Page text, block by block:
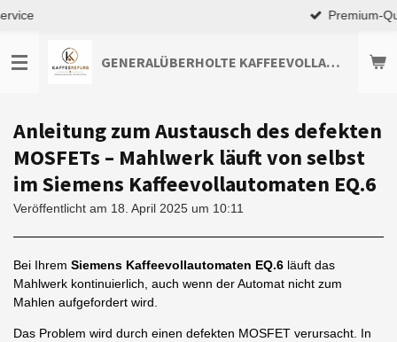
Zum
springen
GENERALÜBERHOLTE KAFFEEVOLLAUTOMATEN TOP-ANGEBOTE ENTDECKEN
Anleitung zum Austausch des defekten
MOSFETs – Mahlwerk läuft von selbst
im Siemens Kaffeevollautomaten EQ.6
Veröffentlicht am 18. April 2025 um 10:11
Bei Ihrem Siemens Kaffeevollautomaten EQ.6 läuft das
Mahlwerk kontinuierlich, auch wenn der Automat nicht zum
Mahlen aufgefordert wird.
Das Problem wird durch einen defekten MOSFET verursacht. In